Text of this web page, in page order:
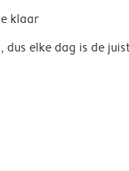
klaar
elke dag is de